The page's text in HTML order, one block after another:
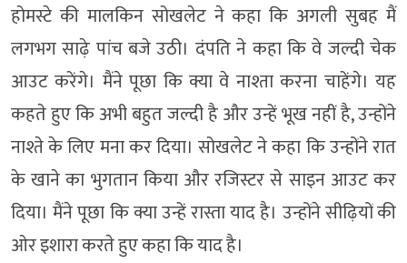
होमस्टे की मालकिन सोखलेट ने कहा कि अगली सुबह मैं
लगभग साढ़े पांच बजे उठी। दंपति ने कहा कि वे जल्दी चेक
आउट करेंगे। मैंने पूछा कि क्या वे नाश्ता करना चाहेंगे। यह
कहते हुए कि अभी बहुत जल्दी है और उन्हें भूख नहीं है, उन्होंने
नाश्ते के लिए मना कर दिया। सोखलेट ने कहा कि उन्होंने रात
के खाने का भुगतान किया और रजिस्टर से साइन आउट कर
दिया। मैंने पूछा कि क्या उन्हें रास्ता याद है। उन्होंने सीढ़ियों की
ओर इशारा करते हुए कहा कि याद है।